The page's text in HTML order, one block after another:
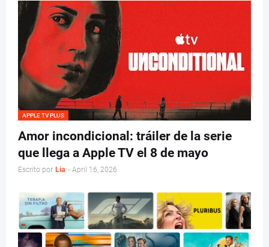
APPLE TV PLUS
Amor incondicional: tráiler de la serie
que llega a Apple TV el 8 de mayo
Escrito por Lia - April 16, 2026